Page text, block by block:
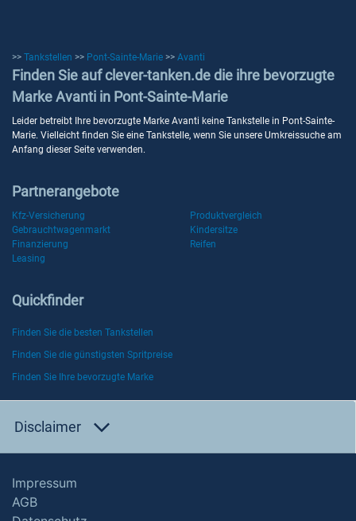
>> Tankstellen >> Pont-Sainte-Marie >> Avanti
Finden Sie auf clever-tanken.de die ihre bevorzugte
Marke Avanti in Pont-Sainte-Marie
Leider betreibt Ihre bevorzugte Marke Avanti keine Tankstelle in Pont-Sainte-
Marie. Vielleicht finden Sie eine Tankstelle, wenn Sie unsere Umkreissuche am
Anfang dieser Seite verwenden.
Partnerangebote
Kfz-Versicherung
Produktvergleich
Gebrauchtwagenmarkt
Kindersitze
Finanzierung
Reifen
Leasing
Quickfinder
Finden Sie die besten Tankstellen
Finden Sie die günstigsten Spritpreise
Finden Sie Ihre bevorzugte Marke
Disclaimer
Impressum
AGB